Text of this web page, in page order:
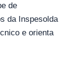
de
da Inspesolda
e orienta